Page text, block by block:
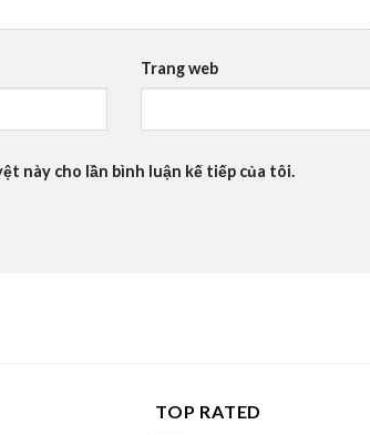
Trang web
này cho lần bình luận kế tiếp của tôi.
TOP RATED